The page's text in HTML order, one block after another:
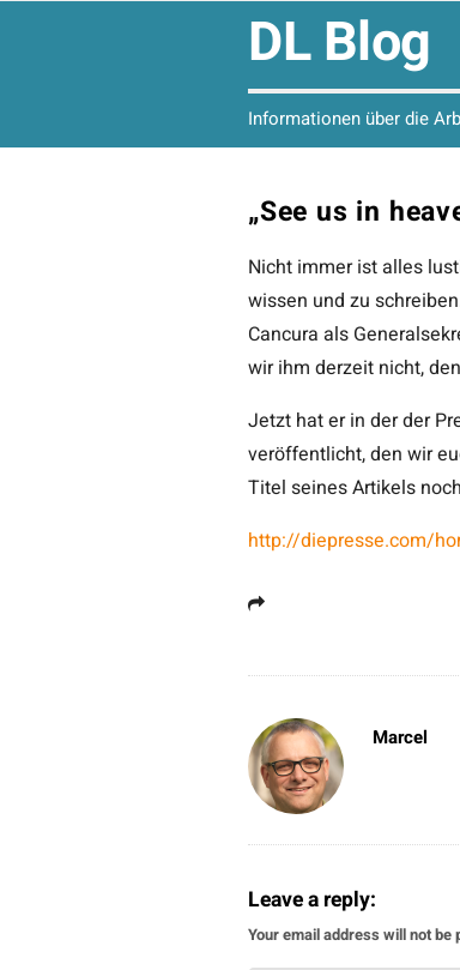
DL Blog
Informationen über die
„See us in
Nicht immer ist alles
wissen und zu
Cancura als
wir ihm derzeit nicht,
Jetzt hat er in der der
veröffentlicht, den wir
Titel seines Artikels
http://diepresse.com/
Marcel
Leave a reply:
Your email address will not be